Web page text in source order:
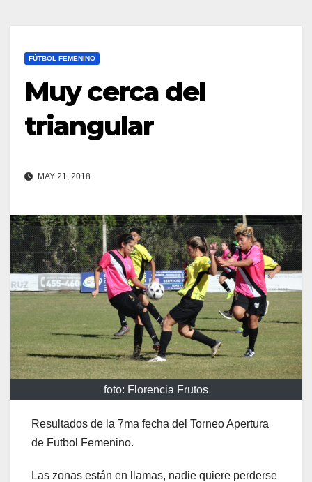
FÚTBOL FEMENINO
Muy cerca del
triangular
MAY 21, 2018
foto: Florencia Frutos
Resultados de la 7ma fecha del Torneo Apertura
de Futbol Femenino.
Las zonas están en llamas, nadie quiere perderse